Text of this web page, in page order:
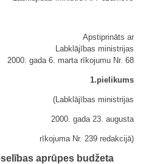
Apstiprināts ar
Labklājības ministrijas
2000. gada 6. marta rīkojumu Nr. 68
1.pielikums
(Labklājības ministrijas
2000. gada 23. augusta
rīkojuma Nr. 239 redakcijā)
aprūpes budžeta